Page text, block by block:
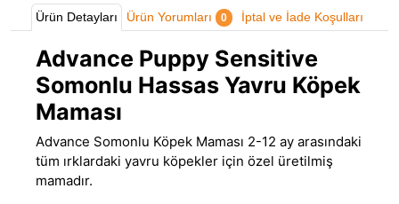
Ürün Detayları Ürün Yorumları 0 İptal ve İade Koşulları
Advance Puppy Sensitive
Somonlu Hassas Yavru Köpek
Maması
Advance Somonlu Köpek Maması 2-12 ay arasındaki
tüm ırklardaki yavru köpekler için özel üretilmiş
mamadır.